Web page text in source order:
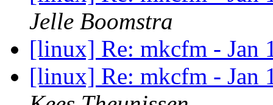
Jelle Boomstra
[linux] Re: mkcfm - Jan
[linux] Re: mkcfm - Jan